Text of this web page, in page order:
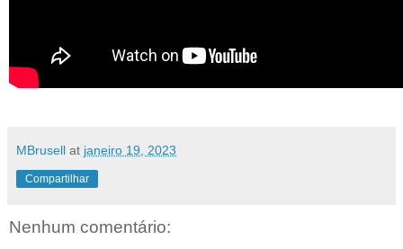
MBrusell at janeiro 19, 2023
Compartilhar
Nenhum comentário: